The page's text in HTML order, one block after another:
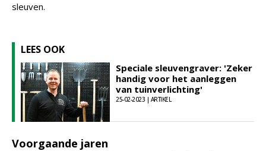
sleuven.
LEES OOK
Speciale sleuvengraver: 'Zeker
handig voor het aanleggen
van tuinverlichting'
25-02-2023 | ARTIKEL
Voorgaande jaren